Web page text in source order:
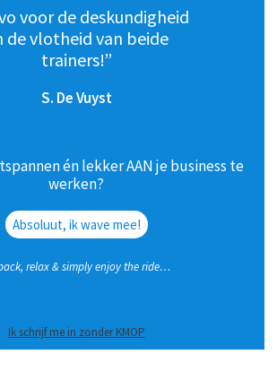
voor de deskundigheid
de vlotheid van beide
trainers!”
S. De Vuyst
én lekker AAN je business te
werken?
Absoluut, ik wave mee!
relax & simply enjoy the ride…
Ik schrijf me in zonder KMOP